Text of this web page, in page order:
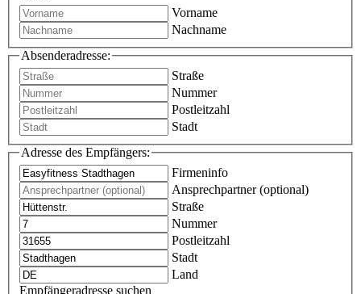
Vorname
Nachname
Absenderadresse:
Straße
Nummer
Postleitzahl
Stadt
Adresse des Empfängers:
Firmeninfo
Ansprechpartner (optional)
Straße
Nummer
Postleitzahl
Stadt
Land
Empfängeradresse suchen